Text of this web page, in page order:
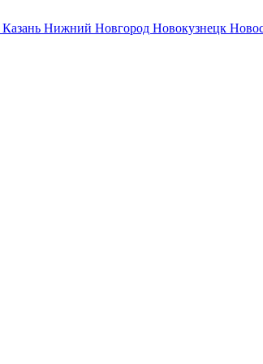
Казань Нижний Новгород Новокузнецк